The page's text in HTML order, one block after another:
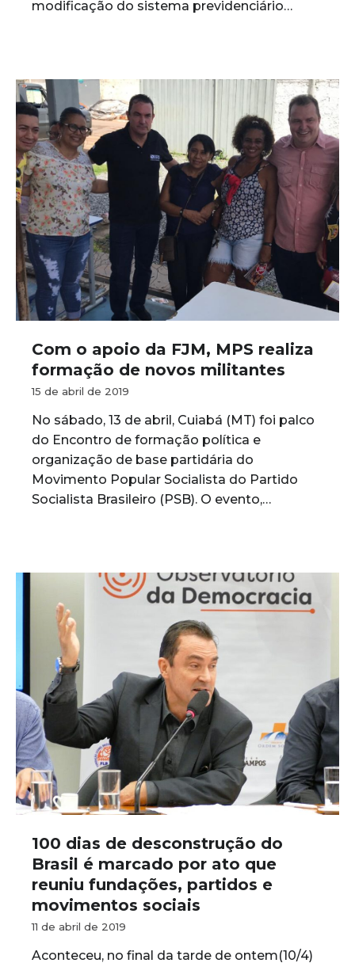
modificação do sistema previdenciário…
Com o apoio da FJM, MPS realiza
formação de novos militantes
15 de abril de 2019
No sábado, 13 de abril, Cuiabá (MT) foi palco
do Encontro de formação política e
organização de base partidária do
Movimento Popular Socialista do Partido
Socialista Brasileiro (PSB). O evento,…
100 dias de desconstrução do
Brasil é marcado por ato que
reuniu fundações, partidos e
movimentos sociais
11 de abril de 2019
Aconteceu, no final da tarde de ontem(10/4)